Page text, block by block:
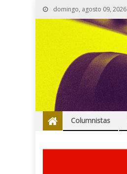
domingo, agosto 09, 2026
Columnistas